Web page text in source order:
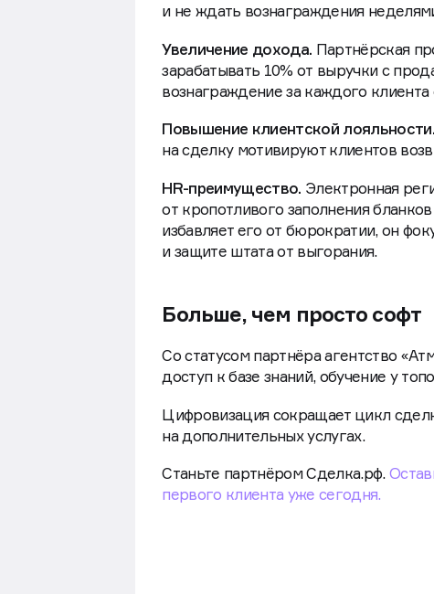
и не ждать вознаграждения
Увеличение дохода. Партнёрская
зарабатывать 10% от выручки с
вознаграждение за каждого
Повышение клиентской лояльности.
на сделку мотивируют клиентов
HR-преимущество. Электронная
от кропотливого заполнения
избавляет его от бюрократии, он
и защите штата от выгорания.
Больше, чем просто софт
Со статусом партнёра агентство
доступ к базе знаний, обучение у
Цифровизация сокращает цикл
на дополнительных услугах.
Станьте партнёром Сделка.рф.
первого клиента уже сегодня.